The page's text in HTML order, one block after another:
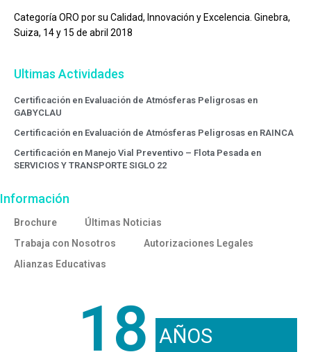
Categoría ORO por su Calidad, Innovación y Excelencia. Ginebra,
Suiza, 14 y 15 de abril 2018
Ultimas Actividades
Certificación en Evaluación de Atmósferas Peligrosas en
GABYCLAU
Certificación en Evaluación de Atmósferas Peligrosas en RAINCA
Certificación en Manejo Vial Preventivo – Flota Pesada en
SERVICIOS Y TRANSPORTE SIGLO 22
Información
Brochure
Últimas Noticias
Trabaja con Nosotros
Autorizaciones Legales
Alianzas Educativas
18 AÑOS